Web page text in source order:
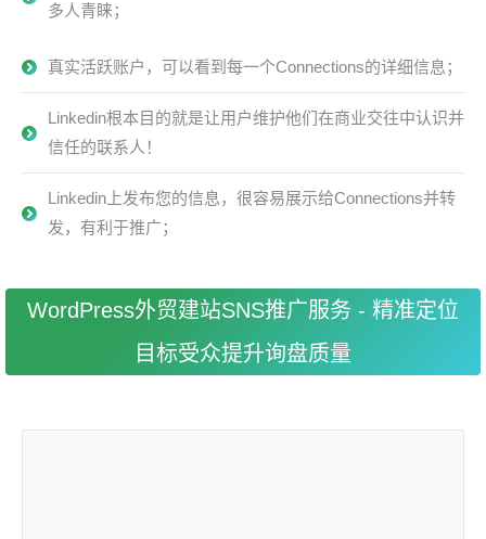
多人青睐；
真实活跃账户，可以看到每一个Connections的详细信息；
Linkedin根本目的就是让用户维护他们在商业交往中认识并
信任的联系人！
Linkedin上发布您的信息，很容易展示给Connections并转
发，有利于推广；
WordPress外贸建站SNS推广服务 - 精准定位
目标受众提升询盘质量